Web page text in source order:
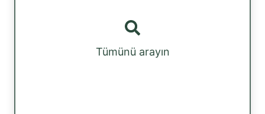
Tümünü arayın